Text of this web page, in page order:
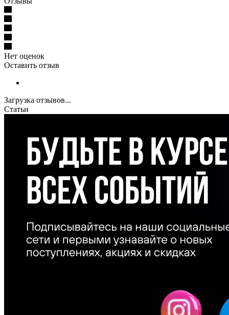
Нет оценок
Оставить отзыв
Загрузка отзывов...
Статьи